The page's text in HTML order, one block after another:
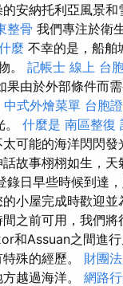
安納托利亞風景
整骨 我們專注於衛
麼 不幸的是，船舶
。 記帳士 線上 台
果由於外部條件而
中式外燴菜單 台胞
什麼是 南區整復
可能的海洋閃閃
故事栩栩如生，
日早些時候到達，
小屋完成時歡迎並
之前可用，我們將
和Assuan之間進
殊的經歷。 財團
越過海洋。 網路